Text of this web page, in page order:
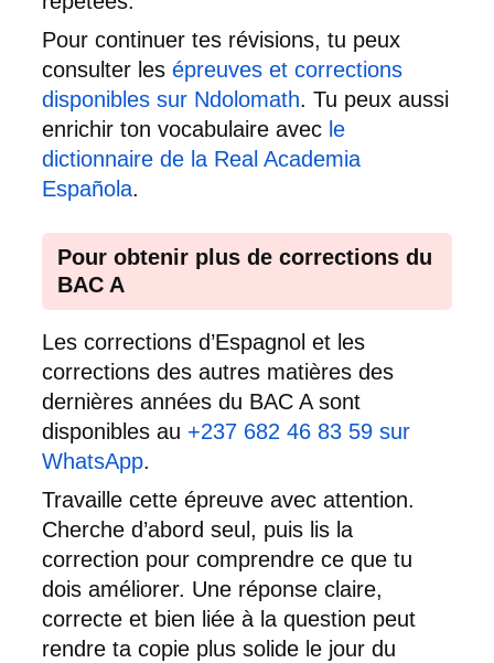
Pour continuer tes révisions, tu peux
consulter les épreuves et corrections
disponibles sur Ndolomath. Tu peux aussi
enrichir ton vocabulaire avec le
dictionnaire de la Real Academia
Española.
Pour obtenir plus de corrections du
BAC A
Les corrections d’Espagnol et les
corrections des autres matières des
dernières années du BAC A sont
disponibles au +237 682 46 83 59 sur
WhatsApp.
Travaille cette épreuve avec attention.
Cherche d’abord seul, puis lis la
correction pour comprendre ce que tu
dois améliorer. Une réponse claire,
correcte et bien liée à la question peut
rendre ta copie plus solide le jour du